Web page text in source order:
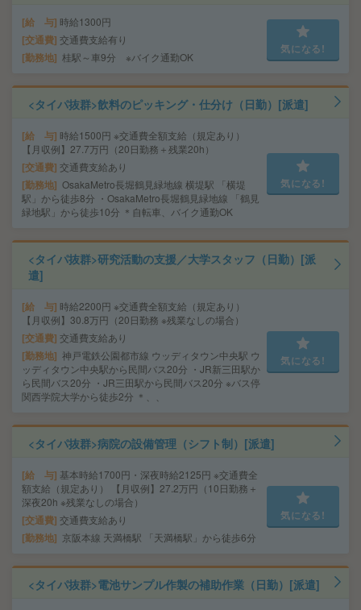
給 与 時給1300円
交通費 交通費支給有り
勤務地 桂駅～車9分 ※バイク通勤OK
気になる!
<タイパ抜群>飲料のピッキング・仕分け（日勤）[派遣]
給 与 時給1500円 ※交通費全額支給（規定あり）
【月収例】27.7万円（20日勤務＋残業20h）
交通費 交通費支給あり
勤務地 OsakaMetro長堀鶴見緑地線 横堤駅 「横堤
駅」から徒歩8分 ・OsakaMetro長堀鶴見緑地線 「鶴見
緑地駅」から徒歩10分 ＊自転車、バイク通勤OK
気になる!
<タイパ抜群>研究活動の支援／大学スタッフ（日勤）[派
遣]
給 与 時給2200円 ※交通費全額支給（規定あり）
【月収例】30.8万円（20日勤務 ※残業なしの場合）
交通費 交通費支給あり
勤務地 神戸電鉄公園都市線 ウッディタウン中央駅 ウ
ッディタウン中央駅から民間バス20分 ・JR新三田駅か
ら民間バス20分 ・JR三田駅から民間バス20分 ※バス停
関西学院大学から徒歩2分 ＊、、
気になる!
<タイパ抜群>病院の設備管理（シフト制）[派遣]
給 与 基本時給1700円・深夜時給2125円 ※交通費全
額支給（規定あり） 【月収例】27.2万円（10日勤務＋
深夜20h ※残業なしの場合）
交通費 交通費支給あり
勤務地 京阪本線 天満橋駅 「天満橋駅」から徒歩6分
気になる!
<タイパ抜群>電池サンプル作製の補助作業（日勤）[派遣]